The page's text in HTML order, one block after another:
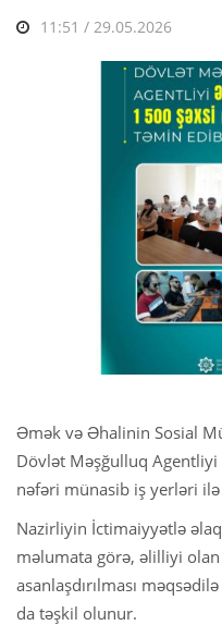
11:51 / 29.05.2026
Əmək və Əhalinin Sosial
Dövlət Məşğulluq
nəfəri münasib iş yerləri
Nazirliyin İctimaiyyətlə
məlumata görə, əlilliyi olan
asanlaşdırılması
da təşkil olunur.